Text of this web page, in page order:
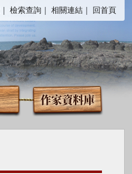
檢索查詢 相關連結 回首頁
作家資料庫